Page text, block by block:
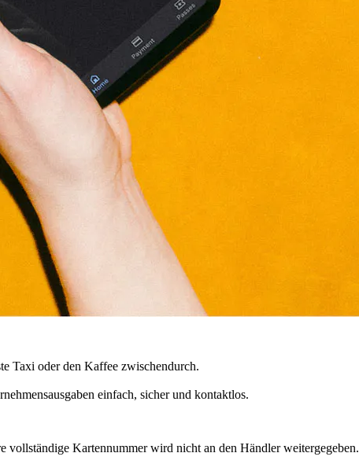
Taxi oder den Kaffee zwischendurch.
einfach, sicher und kontaktlos.
vollständige Kartennummer wird nicht an den Händler weitergegeben.